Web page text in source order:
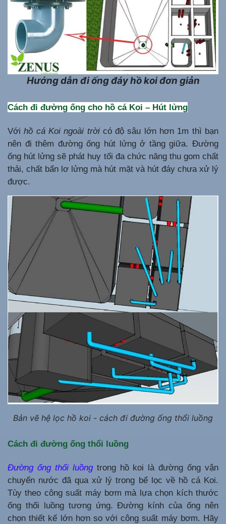
Hướng dẫn đi ống đáy hồ koi đơn giản
Cách đi đường ống cho hồ cá Koi – Hút lửng
Với hồ cá Koi ngoài trờicó độ sâu lớn hơn 1m thì bạn
nên đi thêm đường ống hút lửng ở tầng giữa. Đường
ống hút lửng sẽ phát huy tối đa chức năng thu gom chất
thải, chất bẩn lơ lửng mà hút mặt và hút đáy chưa xử lý
được.
Bản vẽ hệ lọc hồ koi - cách đi đường ống thổi luồng
Cách đi đường ống thổi luồng
Đường ống thổi luồngtrong hồ koi là đường ống vận
chuyển nước đã qua xử lý trong bể lọc về hồ cá Koi.
Tùy theo công suất máy bơm mà lựa chọn kích thước
ống thổi luồng tương ứng. Đường kính của ống nên
chọn thiết kế lớn hơn so với công suất máy bơm. Hãy